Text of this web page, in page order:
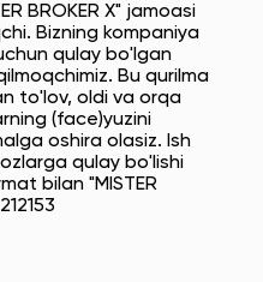
BROKER X" jamoasi
Bizning kompaniya
qulay bo'lgan
Bu qurilma
to'lov, oldi va orqa
(face)yuzini
oshira olasiz. Ish
qulay bo'lishi
bilan "MISTER